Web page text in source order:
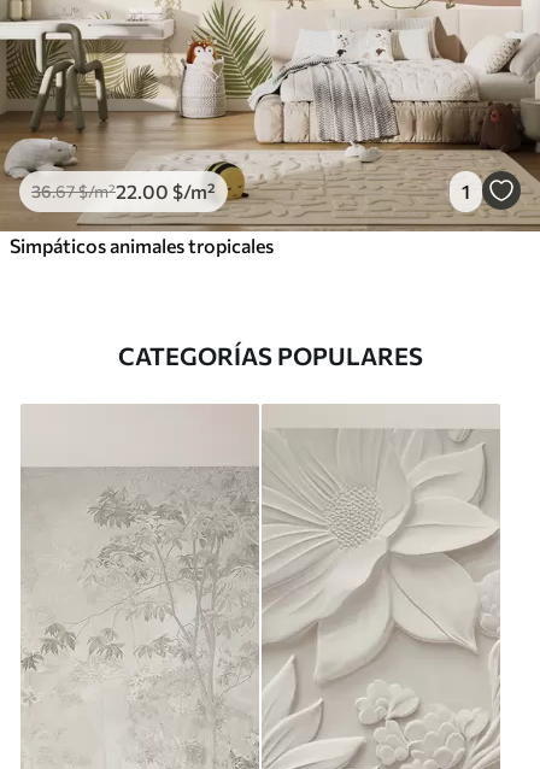
36.67$/m²22 .00 $/m² 1
Simpáticos animales tropicales
CATEGORÍAS POPULARES